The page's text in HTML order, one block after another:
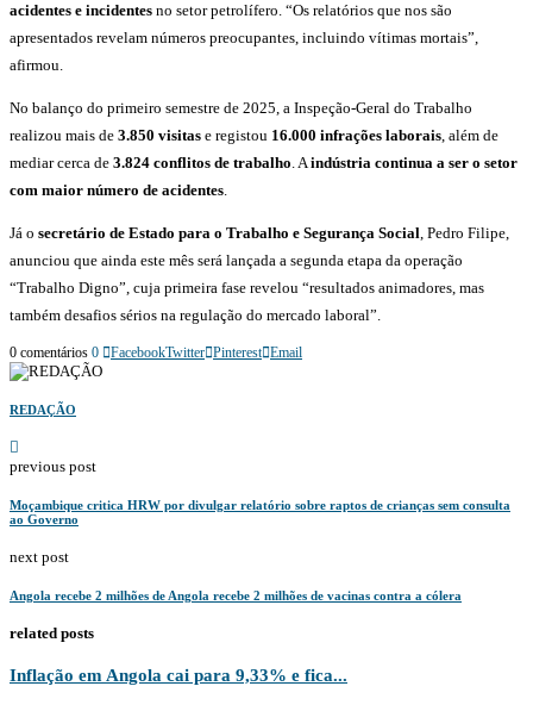
acidentes e incidentes no setor petrolífero. “Os relatórios que nos são
apresentados revelam números preocupantes, incluindo vítimas mortais”,
afirmou.
No balanço do primeiro semestre de 2025, a Inspeção-Geral do Trabalho
realizou mais de 3.850 visitas e registou 16.000 infrações laborais, além de
mediar cerca de 3.824 conflitos de trabalho. Aindústria continua a ser o setor
com maior número de acidentes.
Já o secretário de Estado para o Trabalho e Segurança Social, Pedro Filipe,
anunciou que ainda este mês será lançada a segunda etapa da operação
“Trabalho Digno”, cuja primeira fase revelou “resultados animadores, mas
também desafios sérios na regulação do mercado laboral”.
0 comentários 0 FacebookTwitter Pinterest Email
REDAÇÃO
previous post
Moçambique critica HRW por divulgar relatório sobre raptos de crianças sem consulta
ao Governo
next post
Angola recebe 2 milhões de Angola recebe 2 milhões de vacinas contra a cólera
related posts
Inflação em Angola cai para 9,33% e fica...